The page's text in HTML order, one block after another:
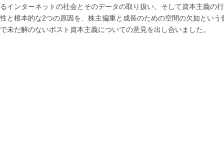
るインターネットの社会とそのデータの取り扱い、そして資本主義の
性と根本的な2つの原因を、株主偏重と成長のための空間の欠如とい
で未だ解のないポスト資本主義についての意見を出し合いました。